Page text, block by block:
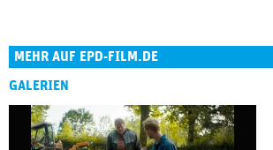
MEHR AUF EPD-FILM.DE
GALERIEN